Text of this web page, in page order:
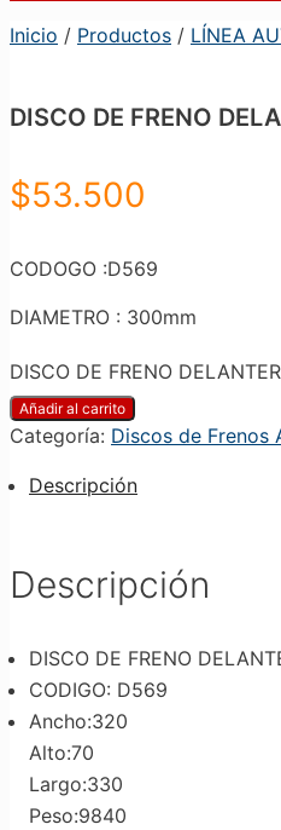
Inicio / Productos / LÍNEA
DISCO DE FRENO
$53.500
CODOGO :D569
DIAMETRO : 300mm
DISCO DE FRENO
Añadir al carrito
Categoría: Discos de Frenos
Descripción
Descripción
DISCO DE FRENO
CODIGO: D569
Ancho:320
Alto:70
Largo:330
Peso:9840